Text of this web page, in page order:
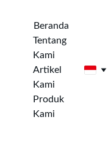
Beranda
Tentang
Kami
Artikel
Kami
Produk
Kami